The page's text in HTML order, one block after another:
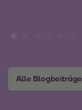
Alle Blogbeiträge